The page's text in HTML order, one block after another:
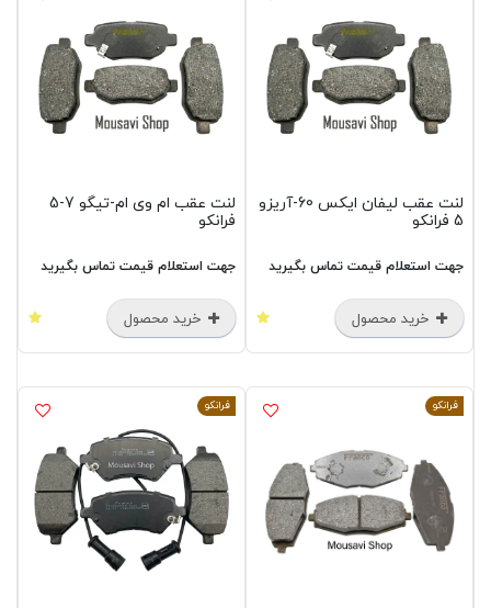
لنت عقب لیفان ایکس 60-آریزو
5 فرانکو
جهت استعلام قیمت تماس بگیرید
خرید محصول
لنت عقب ام وی ام-تیگو 7-5
فرانکو
جهت استعلام قیمت تماس بگیرید
خرید محصول
فرانکو فرانکو